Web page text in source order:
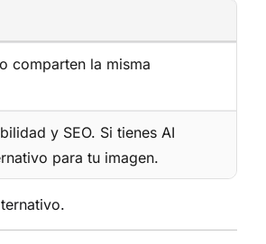
comparten la misma
y SEO. Si tienes AI
para tu imagen.